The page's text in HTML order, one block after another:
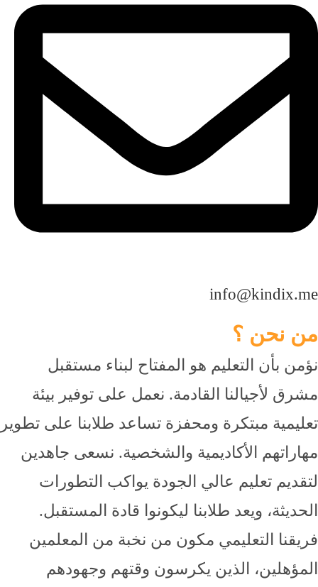
info@kindix.me
من نحن ؟
نؤمن بأن التعليم هو المفتاح لبناء مستقبل
مشرق لأجيالنا القادمة. نعمل على توفير بيئة
تعليمية مبتكرة ومحفزة تساعد طلابنا على تطوير
مهاراتهم الأكاديمية والشخصية. نسعى جاهدين
لتقديم تعليم عالي الجودة يواكب التطورات
الحديثة، ويعد طلابنا ليكونوا قادة المستقبل.
فريقنا التعليمي مكون من نخبة من المعلمين
المؤهلين، الذين يكرسون وقتهم وجهودهم